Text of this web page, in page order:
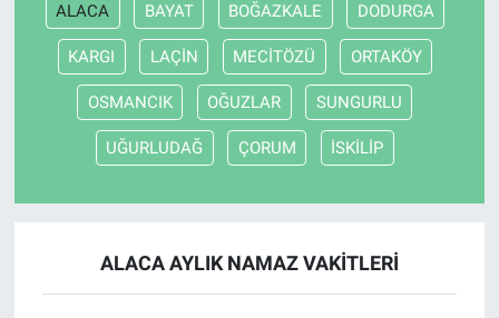
ALACA BAYAT BOĞAZKALE DODURGA
KARGI LAÇİN MECİTÖZÜ ORTAKÖY
OSMANCIK OĞUZLAR SUNGURLU
UĞURLUDAĞ ÇORUM İSKİLİP
ALACA AYLIK NAMAZ VAKITLERI